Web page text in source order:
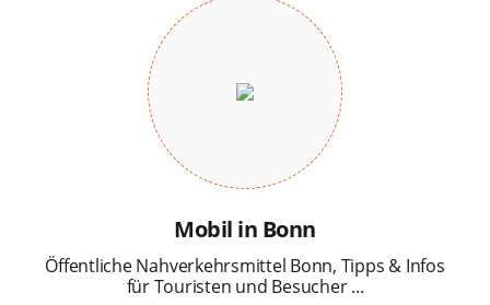
Mobil in Bonn
Öffentliche Nahverkehrsmittel Bonn, Tipps & Infos
für Touristen und Besucher ...